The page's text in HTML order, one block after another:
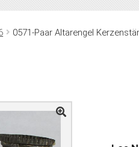
0571-Paar Altarengel